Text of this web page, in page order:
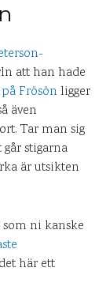
att han hade
Frösön ligger
även
Tar man sig
stigarna
är utsikten
som ni kanske
här ett